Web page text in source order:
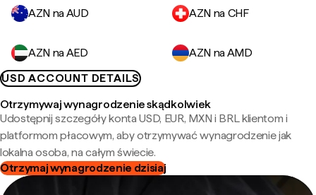
AZN na AUD AZN na CHF
AZN na AED
AZN na AMD
USD ACCOUNT DETAILS
Otrzymywaj wynagrodzenie skądkolwiek
Udostępnij szczegóły konta USD, EUR, MXN i BRL klientom i
platformom płacowym, aby otrzymywać wynagrodzenie jak
lokalna osoba, na całym świecie.
Otrzymaj wynagrodzenie dzisiaj